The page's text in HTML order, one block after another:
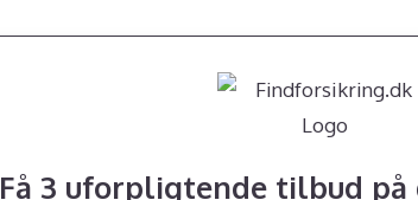
Få 3 uforpligtende tilbud